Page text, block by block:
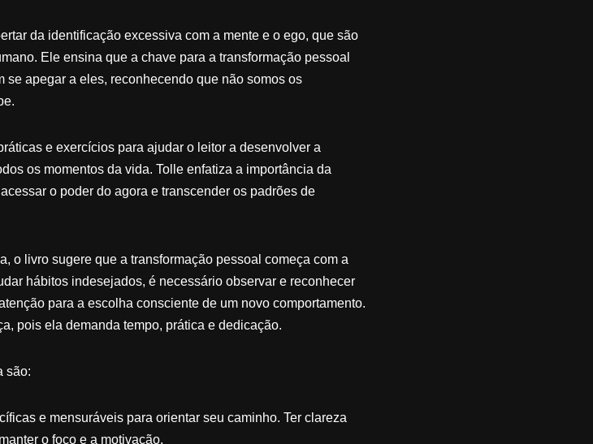
da identificação excessiva com a mente e o ego, que são
Ele ensina que a chave para a transformação pessoal
se apegar a eles, reconhecendo que não somos os
e exercícios para ajudar o leitor a desenvolver a
os momentos da vida. Tolle enfatiza a importância da
o poder do agora e transcender os padrões de
o livro sugere que a transformação pessoal começa com a
hábitos indesejados, é necessário observar e reconhecer
para a escolha consciente de um novo comportamento.
pois ela demanda tempo, prática e dedicação.
são:
e mensuráveis para orientar seu caminho. Ter clareza
o foco e a motivação.